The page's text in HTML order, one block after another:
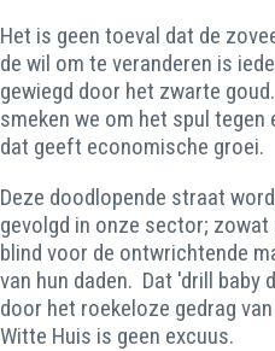
Het is geen toeval dat de
de wil om te veranderen is
gewiegd door het zwarte
smeken we om het spul tegen
dat geeft economische groei.
Deze doodlopende straat
gevolgd in onze sector;
blind voor de ontwrichtende
van hun daden. Dat 'drill
door het roekeloze gedrag
Witte Huis is geen excuus.